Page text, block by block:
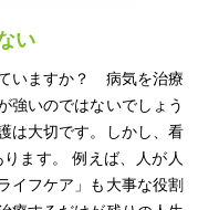
い
いますか？ 病気を治療
強いのではないでしょう
は大切です。しかし、看
ます。 例えば、人が人
イフケア」も大事な役割